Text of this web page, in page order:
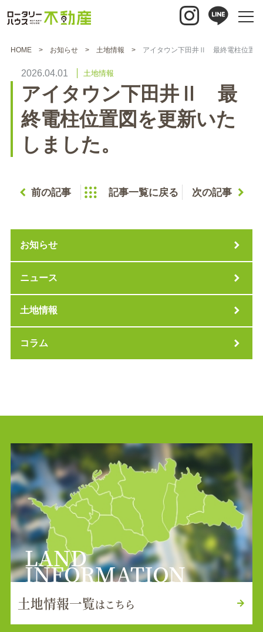
HOME お知らせ 土地情報 アイタウン下田井Ⅱ 最終電柱位置図
2026.04.01 土地情報
アイタウン下田井Ⅱ 最
終電柱位置図を更新いた
しました。
前の記事 記事一覧に戻る 次の記事
お知らせ
ニュース
土地情報
コラム
LAND
INFORMATION
土地情報一覧はこちら